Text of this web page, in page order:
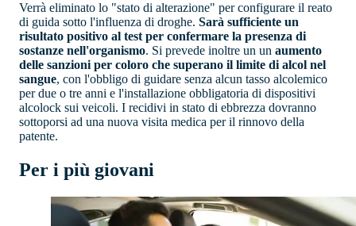
Verrà eliminato lo "stato di alterazione" per configurare il reato
di guida sotto l'influenza di droghe. Sarà sufficiente un
risultato positivo al test per confermare la presenza di
sostanze nell'organismo. Si prevede inoltre un un aumento
delle sanzioni per coloro che superano il limite di alcol nel
sangue, con l'obbligo di guidare senza alcun tasso alcolemico
per due o tre anni e l'installazione obbligatoria di dispositivi
alcolock sui veicoli. I recidivi in stato di ebbrezza dovranno
sottoporsi ad una nuova visita medica per il rinnovo della
patente.
Per i più giovani